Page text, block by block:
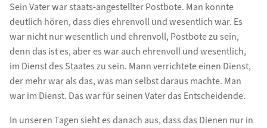
Sein Vater war staats-angestellter Postbote. Man konnte
deutlich hören, dass dies ehrenvoll und wesentlich war. Es
war nicht nur wesentlich und ehrenvoll, Postbote zu sein,
denn das ist es, aber es war auch ehrenvoll und wesentlich,
im Dienst des Staates zu sein. Mann verrichtete einen Dienst,
der mehr war als das, was man selbst daraus machte. Man
war im Dienst. Das war für seinen Vater das Entscheidende.
In unseren Tagen sieht es danach aus, dass das Dienen nur in